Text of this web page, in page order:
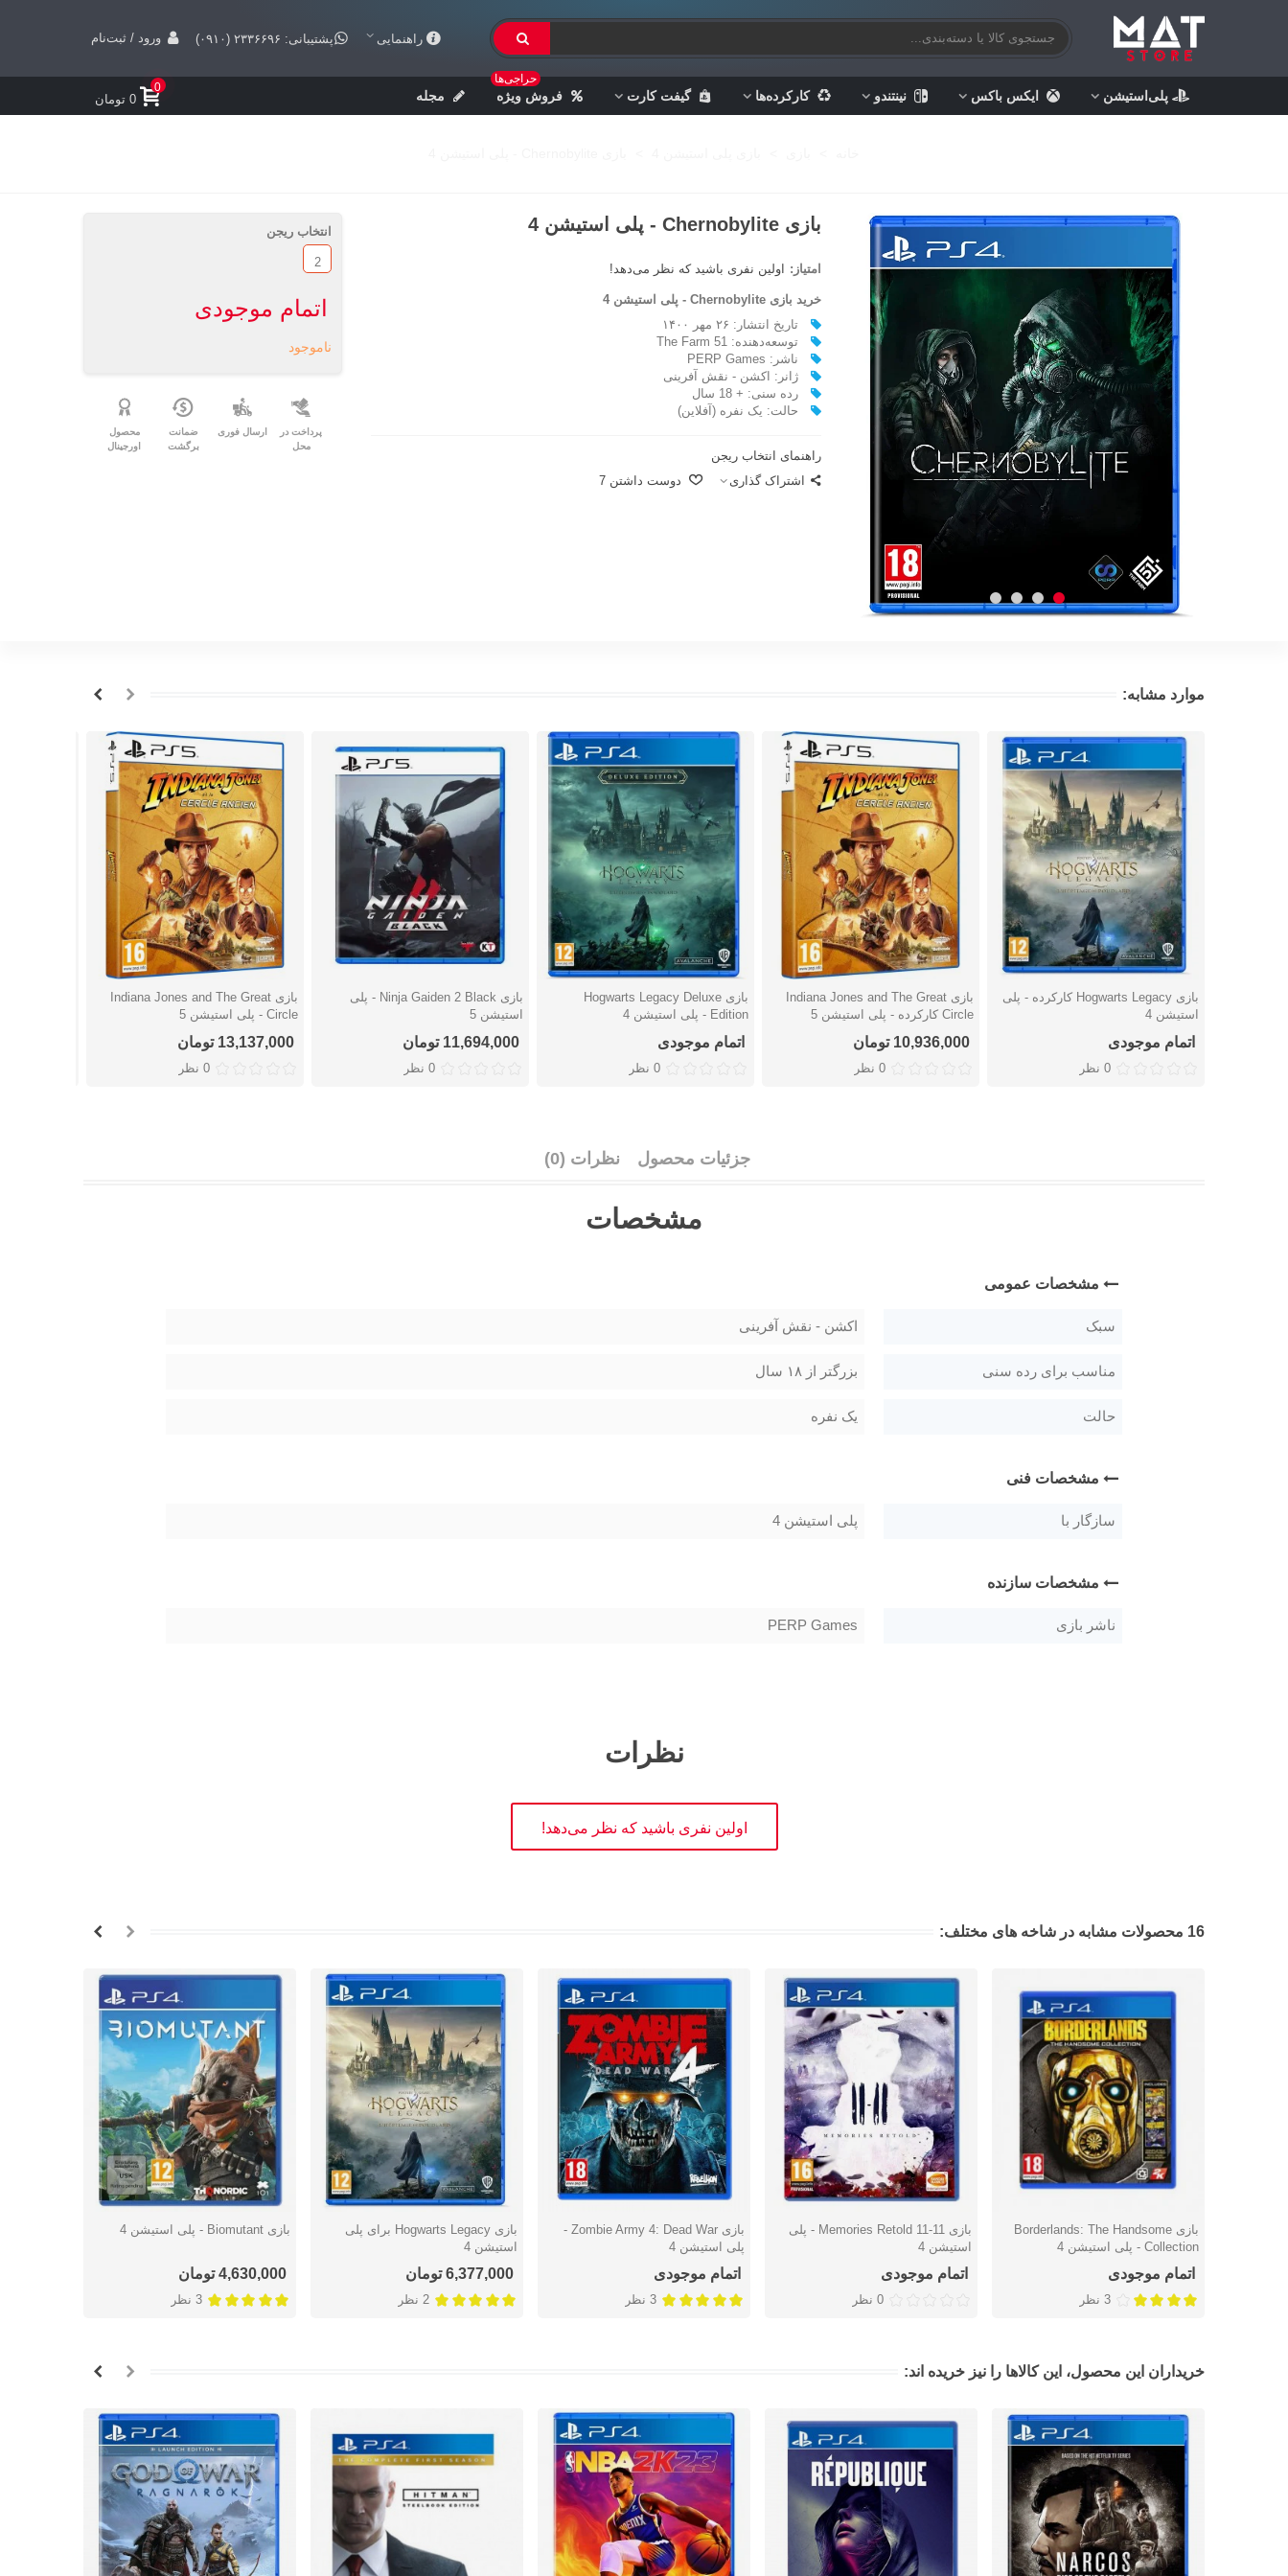
راهنمایی پشتیبانی: ۲۳۳۶۶۹۶ (۰۹۱۰) ورود / ثبت‌نام
پلی‌استیشن ایکس باکس نینتندو کارکرده‌ها گیفت کارت فروش ویژه
حراجی‌ها
مجله
0
0 تومان
بازی Chernobylite - پلی استیشن 4
امتیاز: اولین نفری باشید که نظر می‌دهد!
خرید بازی Chernobylite - پلی استیشن 4
تاریخ انتشار: ۲۶ مهر ۱۴۰۰
توسعه‌دهنده: The Farm 51
ناشر: PERP Games
ژانر: اکشن - نقش آفرینی
رده سنی: + 18 سال
حالت: یک نفره (آفلاین)
راهنمای انتخاب ریجن
اشتراک گذاری
دوست داشتن 7
انتخاب ریجن
2
اتمام موجودی
ناموجود
پرداخت در
محل
ارسال فوری
ضمانت
برگشت
محصول
اورجینال
موارد مشابه:
دوست داشتن
بازی Hogwarts Legacy کارکرده - پلی
استیشن 4
اتمام موجودی
0 نظر
دوست داشتن
بازی Indiana Jones and The Great
Circle کارکرده - پلی استیشن 5
10,936,000 تومان
0 نظر
دوست داشتن
بازی Hogwarts Legacy Deluxe
Edition - پلی استیشن 4
اتمام موجودی
0 نظر
دوست داشتن
بازی Ninja Gaiden 2 Black - پلی
استیشن 5
11,694,000 تومان
0 نظر
دوست داشتن
بازی Indiana Jones and The Great
Circle - پلی استیشن 5
13,137,000 تومان
0 نظر
جزئیات محصول نظرات (0)
مشخصات
مشخصات عمومی
سبک اکشن - نقش آفرینی
مناسب برای رده سنی بزرگتر از ۱۸ سال
حالت یک نفره
مشخصات فنی
سازگار با پلی استیشن 4
مشخصات سازنده
ناشر بازی PERP Games
نظرات
اولین نفری باشید که نظر می‌دهد!
16 محصولات مشابه در شاخه های مختلف:
دوست داشتن
بازی Borderlands: The Handsome
Collection - پلی استیشن 4
اتمام موجودی
3 نظر
دوست داشتن
بازی Memories Retold 11-11 - پلی
استیشن 4
اتمام موجودی
0 نظر
دوست داشتن
بازی Zombie Army 4: Dead War -
پلی استیشن 4
اتمام موجودی
3 نظر
دوست داشتن
بازی Hogwarts Legacy برای پلی
استیشن 4
6,377,000 تومان
2 نظر
دوست داشتن بازی Biomutant - پلی استیشن 4
4,630,000 تومان
3 نظر
خریداران این محصول، این کالاها را نیز خریده اند: